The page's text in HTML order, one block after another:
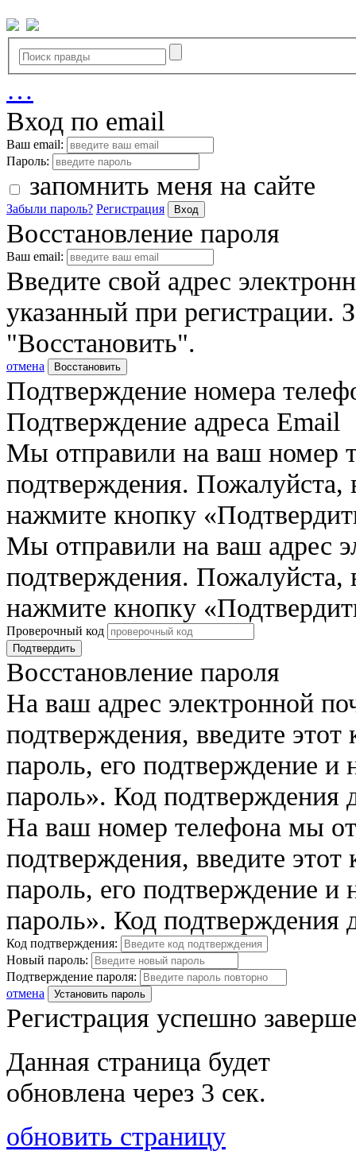
…
Вход по email
Ваш email:
Пароль:
запомнить меня на сайте
Забыли пароль? Регистрация Вход
Восстановление пароля
Ваш email:
Введите свой адрес
указанный при регистрации.
"Восстановить".
отмена Восстановить
Подтверждение номера
Подтверждение адреса Email
Мы отправили на ваш номер
подтверждения. Пожалуйста,
нажмите кнопку
Мы отправили на ваш адрес
подтверждения. Пожалуйста,
нажмите кнопку
Проверочный код
Подтвердить
Восстановление пароля
На ваш адрес электронной
подтверждения, введите
пароль, его подтверждение
пароль». Код подтверждения
На ваш номер телефона мы
подтверждения, введите
пароль, его подтверждение
пароль». Код подтверждения
Код подтверждения:
Новый пароль:
Подтверждение пароля:
отмена
Установить пароль
Регистрация успешно
Данная страница будет
обновлена через 3 сек.
обновить страницу